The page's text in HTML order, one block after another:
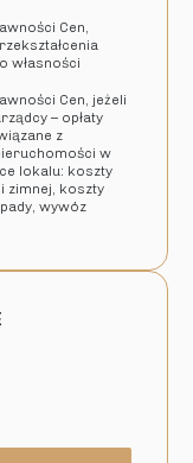
Cen,
własności
Cen, jeżeli
– opłaty
z
w
lokalu: koszty
zimnej, koszty
wywóz